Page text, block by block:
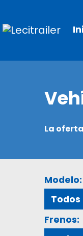
La
Modelo:
Frenos: